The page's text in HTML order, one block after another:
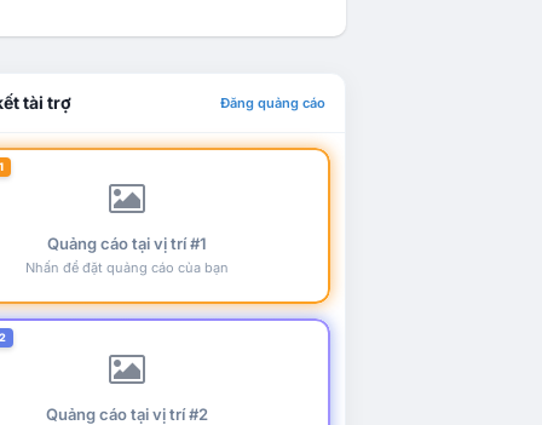
tài trợ Đăng quảng cáo
Quảng cáo tại vị trí #1
Nhấn để đặt quảng cáo của bạn
Quảng cáo tại vị trí #2